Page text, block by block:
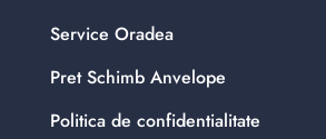
Service Oradea
Pret Schimb Anvelope
Politica de confidentialitate